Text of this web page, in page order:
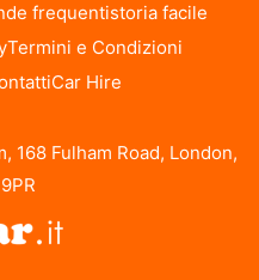
frequentistoria facile
Termini e Condizioni
Car Hire
168 Fulham Road, London,